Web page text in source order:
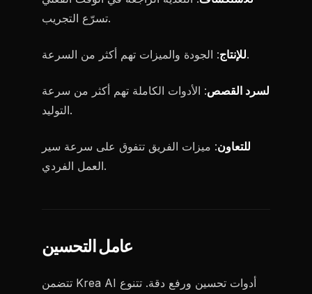
تسرّع التجريب.
للإنتاج: الجودة والميزات تهم أكثر من السرعة.
لسرد القصص: الأدوات الكاملة تهم أكثر من سرعة
التوليد.
للتعاون: ميزات الفريق تتفوق على سرعة سير
العمل الفردي.
عامل التحسين
تتضمن Krea AI أدوات تحسين ورفع دقة. تتنوع